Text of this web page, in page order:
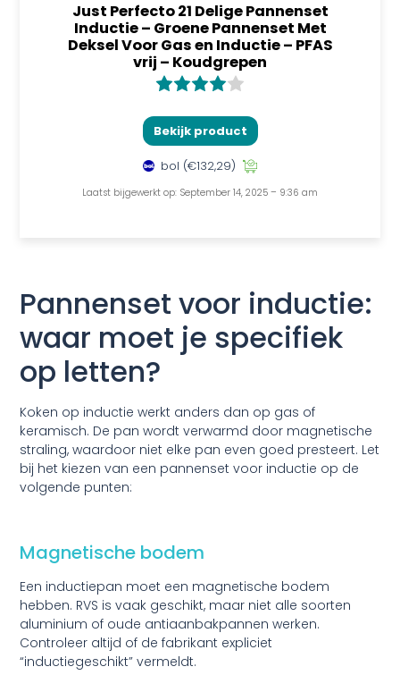
Just Perfecto 21 Delige Pannenset
Inductie – Groene Pannenset Met
Deksel Voor Gas en Inductie – PFAS
vrij – Koudgrepen
Bekijk product
bol (€132,29)
Laatst bijgewerkt op: September 14, 2025 – 9:36 am
Pannenset voor inductie:
waar moet je specifiek
op letten?
Koken op inductie werkt anders dan op gas of
keramisch. De pan wordt verwarmd door magnetische
straling, waardoor niet elke pan even goed presteert. Let
bij het kiezen van een pannenset voor inductie op de
volgende punten:
Magnetische bodem
Een inductiepan moet een magnetische bodem
hebben. RVS is vaak geschikt, maar niet alle soorten
aluminium of oude antiaanbakpannen werken.
Controleer altijd of de fabrikant expliciet
“inductiegeschikt” vermeldt.